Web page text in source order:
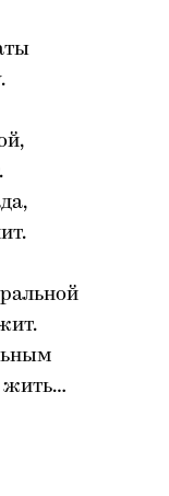
жить…